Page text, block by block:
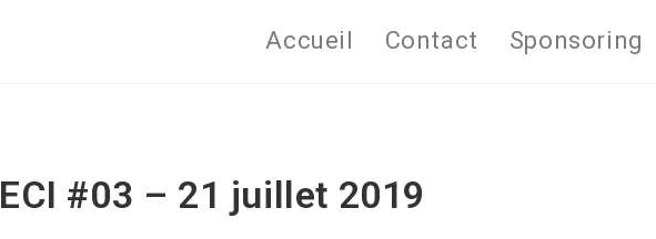
Accueil Contact Sponsoring
ECI #03 – 21 juillet 2019